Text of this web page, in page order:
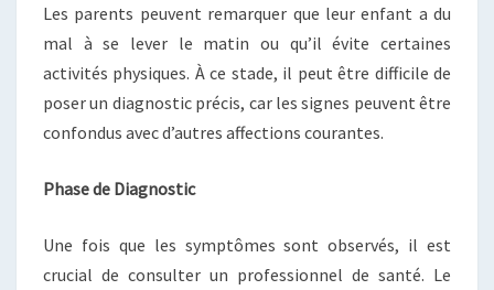
Les parents peuvent remarquer que leur enfant a du
mal à se lever le matin ou qu’il évite certaines
activités physiques. À ce stade, il peut être difficile de
poser un diagnostic précis, car les signes peuvent être
confondus avec d’autres affections courantes.
Phase de Diagnostic
Une fois que les symptômes sont observés, il est
crucial de consulter un professionnel de santé. Le